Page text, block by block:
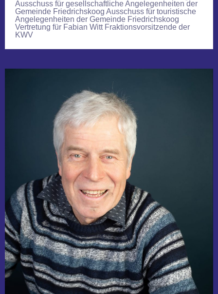
Ausschuss für gesellschaftliche Angelegenheiten der
Gemeinde Friedrichskoog Ausschuss für touristische
Angelegenheiten der Gemeinde Friedrichskoog
Vertretung für Fabian Witt Fraktionsvorsitzende der
KWV